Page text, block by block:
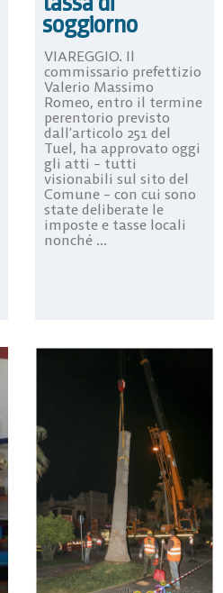
soggiorno
VIAREGGIO. Il
commissario prefettizio
Valerio Massimo
Romeo, entro il termine
perentorio previsto
dall’articolo 251 del
Tuel, ha approvato oggi
gli atti – tutti
visionabili sul sito del
Comune – con cui sono
state deliberate le
imposte e tasse locali
nonché ...